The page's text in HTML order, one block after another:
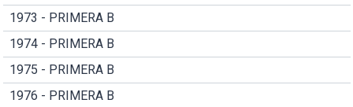
1973 - PRIMERA B
1974 - PRIMERA B
1975 - PRIMERA B
1976 - PRIMERA B